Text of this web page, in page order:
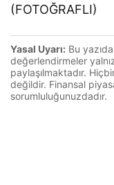
(FOTOĞRAFLI)
Yasal Uyarı: Bu
değerlendirmeler
paylaşılmaktadır.
değildir. Finansal
sorumluluğunuzdadır.